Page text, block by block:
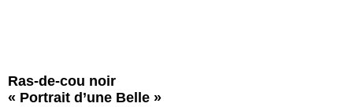
Ras-de-cou noir
« Portrait d’une Belle »